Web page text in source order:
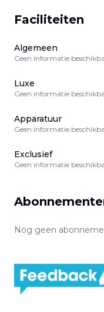
Faciliteiten
Algemeen
Geen informatie
Luxe
Geen informatie
Apparatuur
Geen informatie
Exclusief
Geen informatie
Nog geen